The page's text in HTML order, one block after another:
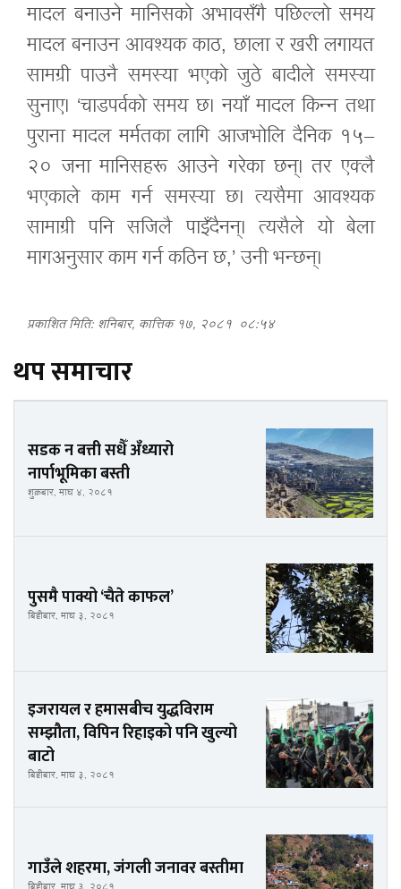
मादल बनाउने मानिसको अभावसँगै पछिल्लो समय
मादल बनाउन आवश्यक काठ, छाला र खरी लगायत
सामग्री पाउनै समस्या भएको जुठे बादीले समस्या
सुनाए। ‘चाडपर्वको समय छ। नयाँ मादल किन्न तथा
पुराना मादल मर्मतका लागि आजभोलि दैनिक १५–
२० जना मानिसहरू आउने गरेका छन्। तर एक्लै
भएकाले काम गर्न समस्या छ। त्यसैमा आवश्यक
सामाग्री पनि सजिलै पाइँदैनन्। त्यसैले यो बेला
मागअनुसार काम गर्न कठिन छ,’ उनी भन्छन्।
प्रकाशित मिति: शनिबार, कात्तिक १७, २०८१ ०८:५४
थप समाचार
सडक न बत्ती सधैँ अँध्यारो
नार्पाभूमिका बस्ती
शुक्रबार, माघ ४, २०८१
पुसमै पाक्यो ‘चैते काफल’
बिहीबार, माघ ३, २०८१
इजरायल र हमासबीच युद्धविराम
सम्झौता, विपिन रिहाइको पनि खुल्यो
बाटो
बिहीबार, माघ ३, २०८१
गाउँले शहरमा, जंगली जनावर बस्तीमा